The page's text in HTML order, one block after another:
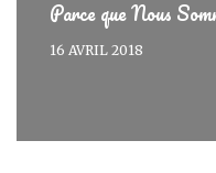
Parce que Nous
16 AVRIL 2018